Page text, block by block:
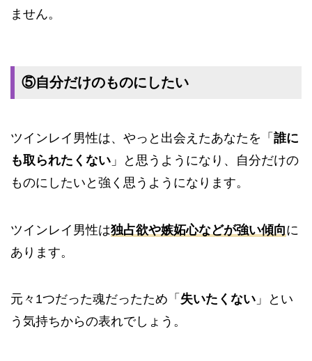
ません。
⑤自分だけのものにしたい
ツインレイ男性は、やっと出会えたあなたを「 誰に
も取られたくない 」と思うようになり、自分だけの
ものにしたいと強く思うようになります。
ツインレイ男性は独占欲や嫉妬心などが強い傾向に
あります。
元々1つだった魂だったため「 失いたくない 」とい
う気持ちからの表れでしょう。